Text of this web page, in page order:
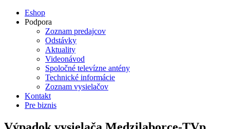
Eshop
Podpora
Zoznam predajcov
Odstávky
Aktuality
Videonávod
Spoločné televízne antény
Technické informácie
Zoznam vysielačov
Kontakt
Pre biznis